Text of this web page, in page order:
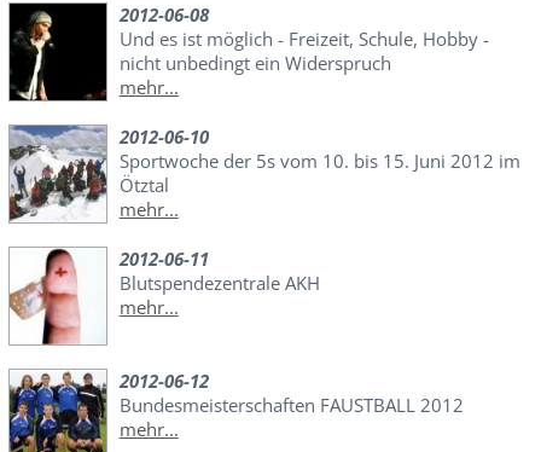
2012-06-08
Und es ist möglich - Freizeit, Schule, Hobby -
nicht unbedingt ein Widerspruch
mehr...
2012-06-10
Sportwoche der 5s vom 10. bis 15. Juni 2012 im
Ötztal
mehr...
2012-06-11
Blutspendezentrale AKH
mehr...
2012-06-12
Bundesmeisterschaften FAUSTBALL 2012
mehr...